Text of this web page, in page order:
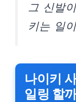
그 신발
키는 일
나이키
일링 할